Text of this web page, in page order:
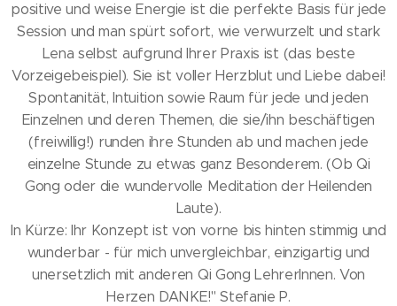
positive und weise Energie ist die perfekte Basis für jede
Session und man spürt sofort, wie verwurzelt und stark
Lena selbst aufgrund Ihrer Praxis ist (das beste
Vorzeigebeispiel). Sie ist voller Herzblut und Liebe dabei!
Spontanität, Intuition sowie Raum für jede und jeden
Einzelnen und deren Themen, die sie/ihn beschäftigen
(freiwillig!) runden ihre Stunden ab und machen jede
einzelne Stunde zu etwas ganz Besonderem. (Ob Qi
Gong oder die wundervolle Meditation der Heilenden
Laute).
In Kürze: Ihr Konzept ist von vorne bis hinten stimmig und
wunderbar - für mich unvergleichbar, einzigartig und
unersetzlich mit anderen Qi Gong LehrerInnen. Von
Herzen DANKE!" Stefanie P.